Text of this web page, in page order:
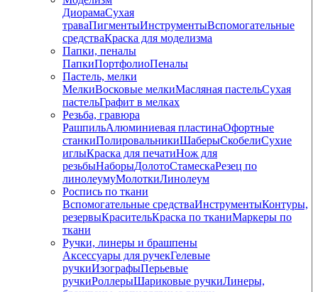
ДиорамаСухая
траваПигментыИнструментыВспомогательные
средстваКраска для моделизма
Папки, пеналы
ПапкиПортфолиоПеналы
Пастель, мелки
МелкиВосковые мелкиМасляная пастельСухая
пастельГрафит в мелках
Резьба, гравюра
РашпильАлюминиевая пластинаОфортные
станкиПолировальникиШаберыСкобелиСухие
иглыКраска для печатиНож для
резьбыНаборыДолотоСтамескаРезец по
линолеумуМолоткиЛинолеум
Роспись по ткани
Вспомогательные средстваИнструментыКонтуры,
резервыКрасительКраска по тканиМаркеры по
ткани
Ручки, линеры и брашпены
Аксессуары для ручекГелевые
ручкиИзографыПерьевые
ручкиРоллерыШариковые ручкиЛинеры,